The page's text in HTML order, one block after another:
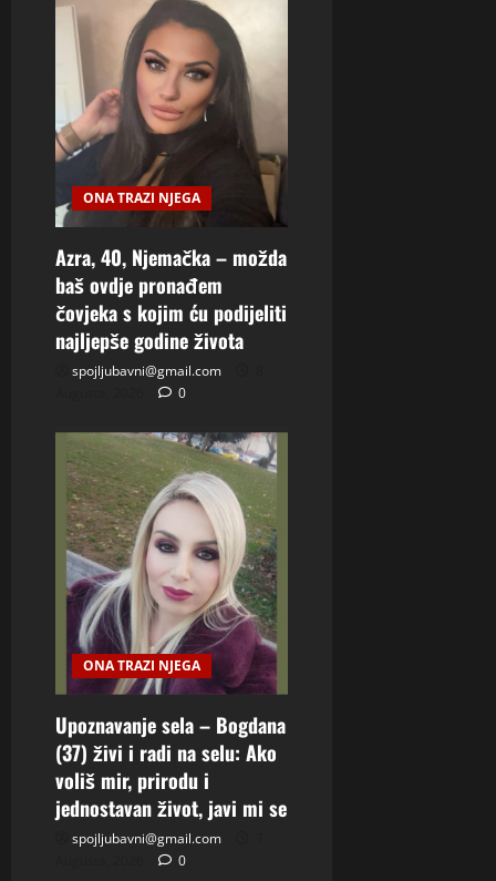
ONA TRAZI NJEGA
Azra, 40, Njemačka – možda
baš ovdje pronađem
čovjeka s kojim ću podijeliti
najljepše godine života
spojljubavni@gmail.com
0
ONA TRAZI NJEGA
Upoznavanje sela – Bogdana
(37) živi i radi na selu: Ako
voliš mir, prirodu i
jednostavan život, javi mi se
spojljubavni@gmail.com
0